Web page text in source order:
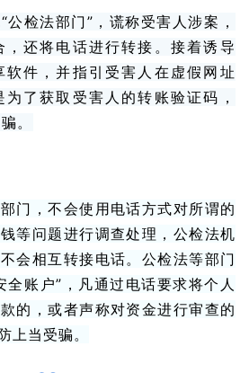
公检法部门”，谎称受害人涉案，
还将电话进行转接。接着诱导
软件，并指引受害人在虚假网址
了获取受害人的转账验证码，
。
门，不会使用电话方式对所谓的
等问题进行调查处理，公检法机
会相互转接电话。公检法等部门
全账户”，凡通过电话要求将个人
的，或者声称对资金进行审查的
上当受骗。